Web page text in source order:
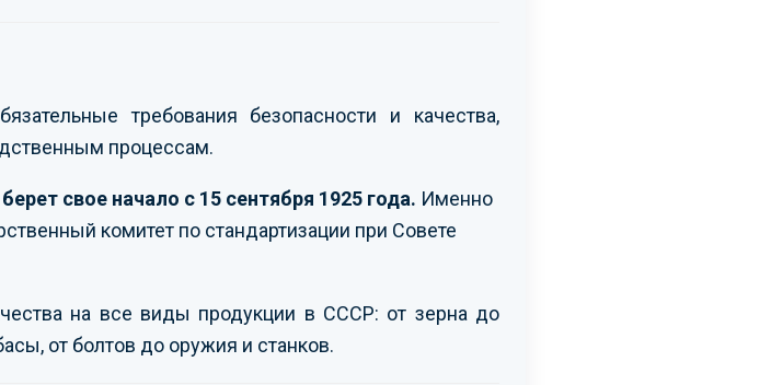
требования безопасности и качества,
процессам.
свое начало с 15 сентября 1925 года. Именно
комитет по стандартизации при Совете
на все виды продукции в СССР: от зерна до
от болтов до оружия и станков.